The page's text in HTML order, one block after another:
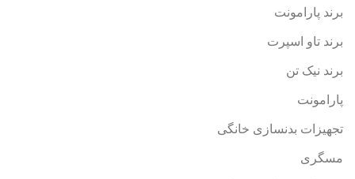
برند پارامونت
برند تاو اسپرت
برند نیک تن
پارامونت
تجهیزات بدنسازی خانگی
مسگری